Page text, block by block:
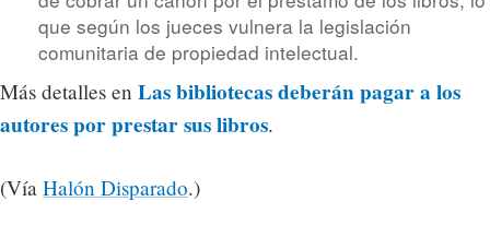
que según los jueces vulnera la legislación
comunitaria de propiedad intelectual.
Más detalles en Las bibliotecas deberán pagar a los
autores por prestar sus libros.
(Vía Halón Disparado.)